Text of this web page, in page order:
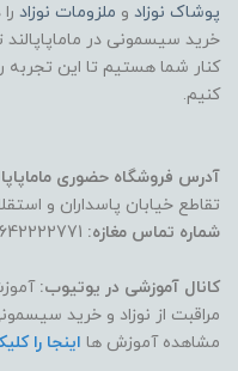
پوشاک نوزاد و ملزومات نوزاد
خرید سیسمونی در
کنار شما هستیم تا این تجربه
کنیم.
آدرس فروشگاه حضوری
تقاطع خیابان پاسداران و
شماره تماس مغازه:
کانال آموزشی در یوتیوب:
مراقبت از نوزاد و خرید
مشاهده آموزش ها اینجا را